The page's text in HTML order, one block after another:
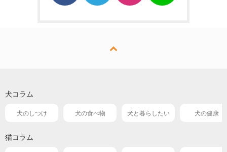
犬コラム
犬のしつけ 犬の食べ物 犬と暮らしたい 犬の健康
猫コラム